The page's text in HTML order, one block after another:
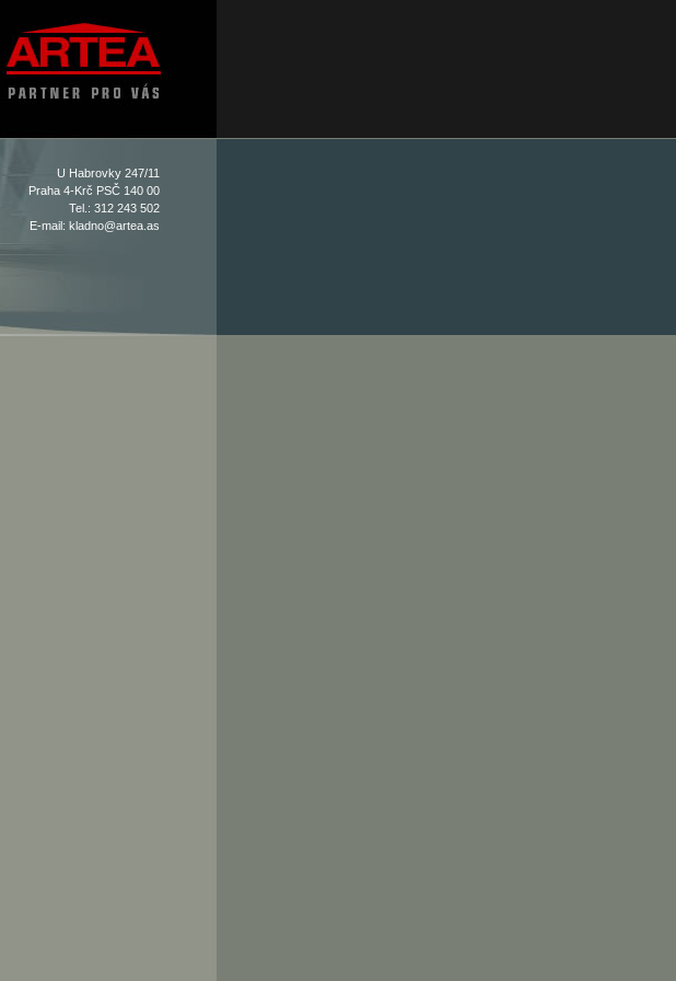
U Habrovky 247/11
Praha 4-Krč PSČ 140 00
Tel.: 312 243 502
E-mail: kladno@artea.as